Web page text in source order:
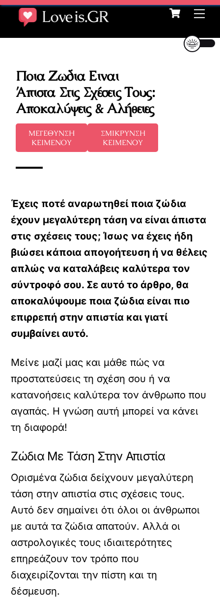
Skip
content
Cart
Ποια Ζωδια Ειναι
Άπιστα Στις Σχέσεις Τους:
Αποκαλύψεις & Αλήθειες
ΜΕΓΕΘΥΝΣΗ
ΚΕΙΜΕΝΟΥ
ΣΜΙΚΡΥΝΣΗ
ΚΕΙΜΕΝΟΥ
Έχεις ποτέ αναρωτηθεί ποια ζώδια
έχουν μεγαλύτερη τάση να είναι άπιστα
στις σχέσεις τους; Ίσως να έχεις ήδη
βιώσει κάποια απογοήτευση ή να θέλεις
απλώς να καταλάβεις καλύτερα τον
σύντροφό σου. Σε αυτό το άρθρο, θα
αποκαλύψουμε ποια ζώδια είναι πιο
επιρρεπή στην απιστία και γιατί
συμβαίνει αυτό.
Μείνε μαζί μας και μάθε πώς να
προστατεύσεις τη σχέση σου ή να
κατανοήσεις καλύτερα τον άνθρωπο που
αγαπάς. Η γνώση αυτή μπορεί να κάνει
τη διαφορά!
Ζώδια Με Τάση Στην Απιστία
Ορισμένα ζώδια δείχνουν μεγαλύτερη
τάση στην απιστία στις σχέσεις τους.
Αυτό δεν σημαίνει ότι όλοι οι άνθρωποι
με αυτά τα ζώδια απατούν. Αλλά οι
αστρολογικές τους ιδιαιτερότητες
επηρεάζουν τον τρόπο που
διαχειρίζονται την πίστη και τη
δέσμευση.